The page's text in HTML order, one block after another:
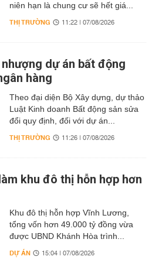
niên hạn là chung cư sẽ hết giá...
THỊ TRƯỜNG 11:22 | 07/08/2026
dự án bất động
hàng
Theo đại diện Bộ Xây dựng, dự thảo
Luật Kinh doanh Bất động sản sửa
đổi quy định, đối với dự án...
THỊ TRƯỜNG 11:26 | 07/08/2026
khu đô thị hỗn hợp hơn
Khu đô thị hỗn hợp Vĩnh Lương,
tổng vốn hơn 49.000 tỷ đồng vừa
được UBND Khánh Hòa trình...
DỰ ÁN 15:04 | 07/08/2026